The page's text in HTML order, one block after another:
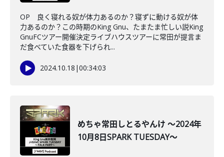
OP 良く寝れる奴が体力あるのか？寝ずに動ける奴が体
力あるのか？この時期のKing Gnu、たまたま忙しい説King
GnuFCツアー開催決定ライブハウスツアーに常田が提言ま
だ食べていた食器を下げられ...
2024.10.18 |00:34:03
めちゃ常田しとるやんけ ～2024年
10月8日SPARK TUESDAY～